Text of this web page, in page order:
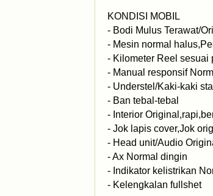
KONDISI MOBIL
- Bodi Mulus Terawat/
- Mesin normal
- Kilometer Reel sesuai
- Manual responsif
- Understel/Kaki-kaki
- Ban tebal-tebal
- Interior
- Jok lapis cover,Jok
- Head unit/Audio
- Ax Normal dingin
- Indikator kelistrikan
- Kelengkalan fullshet